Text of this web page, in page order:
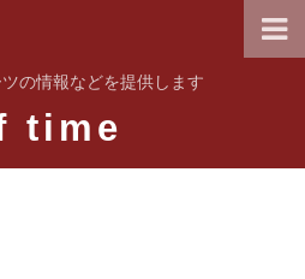
の情報などを提供します
time